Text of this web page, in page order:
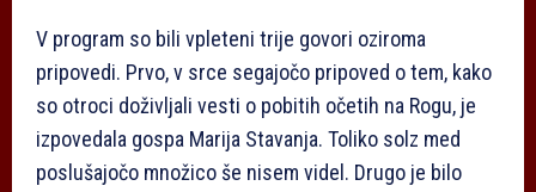
V program so bili vpleteni trije govori oziroma
pripovedi. Prvo, v srce segajočo pripoved o tem, kako
so otroci doživljali vesti o pobitih očetih na Rogu, je
izpovedala gospa Marija Stavanja. Toliko solz med
poslušajočo množico še nisem videl. Drugo je bilo